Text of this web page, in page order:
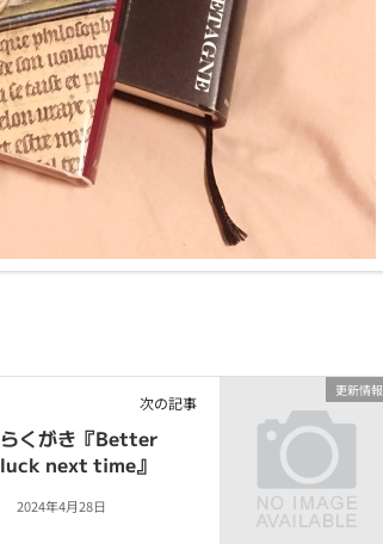
更新情報
次の記事
らくがき『Better
luck next time』
2024年4月28日